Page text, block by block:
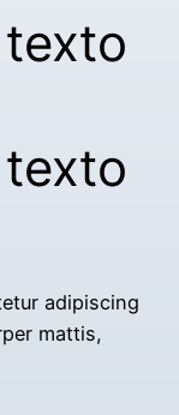
adipiscing
mattis,